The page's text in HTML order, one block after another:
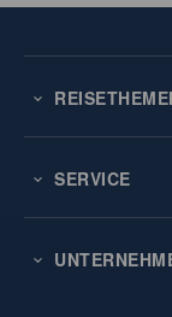
SERVICE